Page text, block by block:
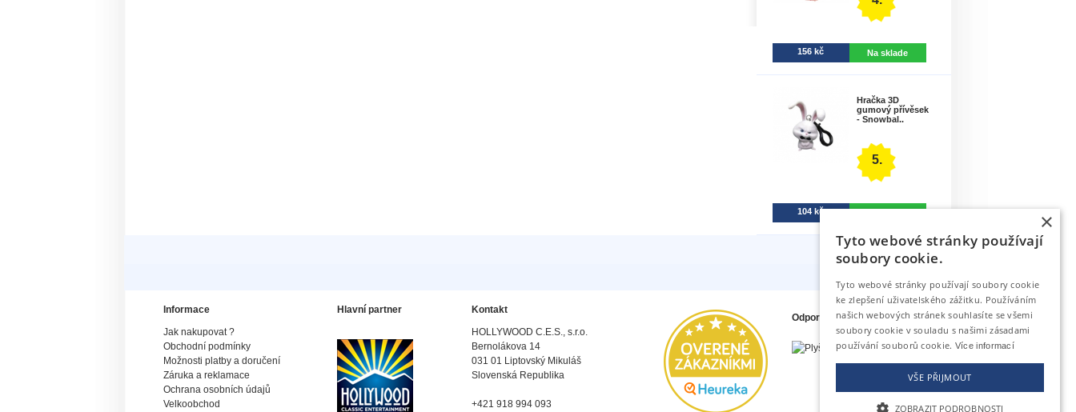
156 kč Na sklade
Hračka 3D
gumový přívěsek
- Snowbal..
5.
104 kč
Informace
Jak nakupovat ?
Obchodní podmínky
Možnosti platby a doručení
Záruka a reklamace
Ochrana osobních údajů
Velkoobchod
Hlavní partner
Kontakt
HOLLYWOOD C.E.S., s.r.o.
Bernolákova 14
031 01 Liptovský Mikuláš
Slovenská Republika
+421 918 994 093
Odporúčame tiež
×
Tyto webové stránky používají
soubory cookie.
Tyto webové stránky používají soubory cookie
ke zlepšení uživatelského zážitku. Používáním
našich webových stránek souhlasíte se všemi
soubory cookie v souladu s našimi zásadami
používání souborů cookie. Více informací
VŠE PŘIJMOUT
ZOBRAZIT PODROBNOSTI